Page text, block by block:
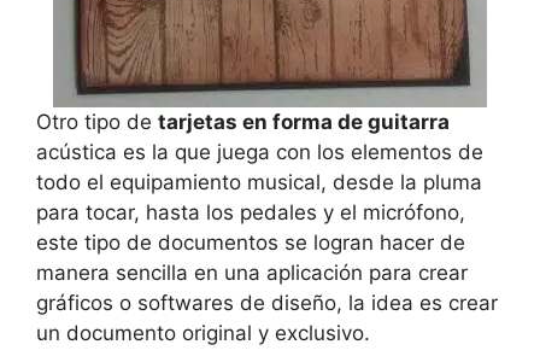
Otro tipo de tarjetas en forma de guitarra
acústica es la que juega con los elementos de
todo el equipamiento musical, desde la pluma
para tocar, hasta los pedales y el micrófono,
este tipo de documentos se logran hacer de
manera sencilla en una aplicación para crear
gráficos o softwares de diseño, la idea es crear
un documento original y exclusivo.